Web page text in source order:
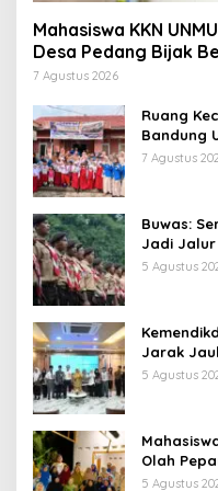
Mahasiswa KKN
Desa Pedang Bijak
7 Agustus 2026
Ruang
Bandung
Literasi
7 Agustus
Buwas:
Jadi Jalur
Perguruan
5 Agustus
Jarak
5 Agustus
Olah
Tinggi,
5 Agustus